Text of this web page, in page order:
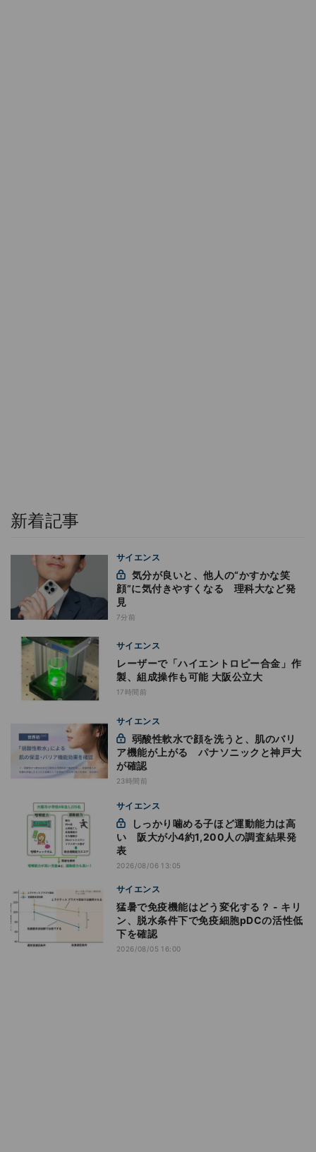
新着記事
サイエンス
顔”に気付きやすくなる 理科大など発
見
7分前
サイエンス
レーザーで「ハイエントロピー合金」作
製、組成操作も可能 大阪公立大
17時間前
サイエンス
ア機能が上がる パナソニックと神戸大
が確認
23時間前
サイエンス
い 阪大が小4約1,200人の調査結果発
表
2026/08/06 13:05
サイエンス
猛暑で免疫機能はどう変化する？ - キリ
ン、脱水条件下で免疫細胞pDCの活性低
下を確認
2026/08/05 16:00